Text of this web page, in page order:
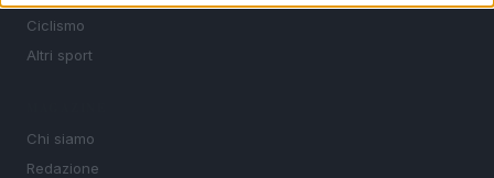
Ciclismo
Altri sport
Chi siamo
Redazione